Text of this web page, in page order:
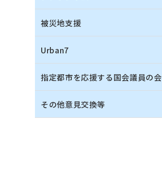
被災地支援
Urban7
指定都市を応援する国会議員の会
その他意見交換等